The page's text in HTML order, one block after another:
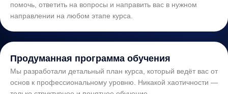
помочь, ответить на вопросы и направить вас в нужном
направлении на любом этапе курса.
Продуманная программа обучения
Мы разработали детальный план курса, который ведёт вас от
основ к профессиональному уровню. Никакой хаотичности —